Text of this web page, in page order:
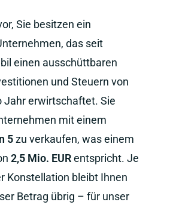
Sie besitzen ein
das seit
einen ausschüttbaren
und Steuern von
Jahr erwirtschaftet. Sie
mit einem
5zu verkaufen, was einem
2,5 Mio. EURentspricht. Je
Konstellation bleibt Ihnen
Betrag übrig – für unser